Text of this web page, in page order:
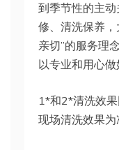
到季节性的主
修、清洗保养，
亲切”的服务理
以专业和用心做
1*和2*清洗效
现场清洗效果为